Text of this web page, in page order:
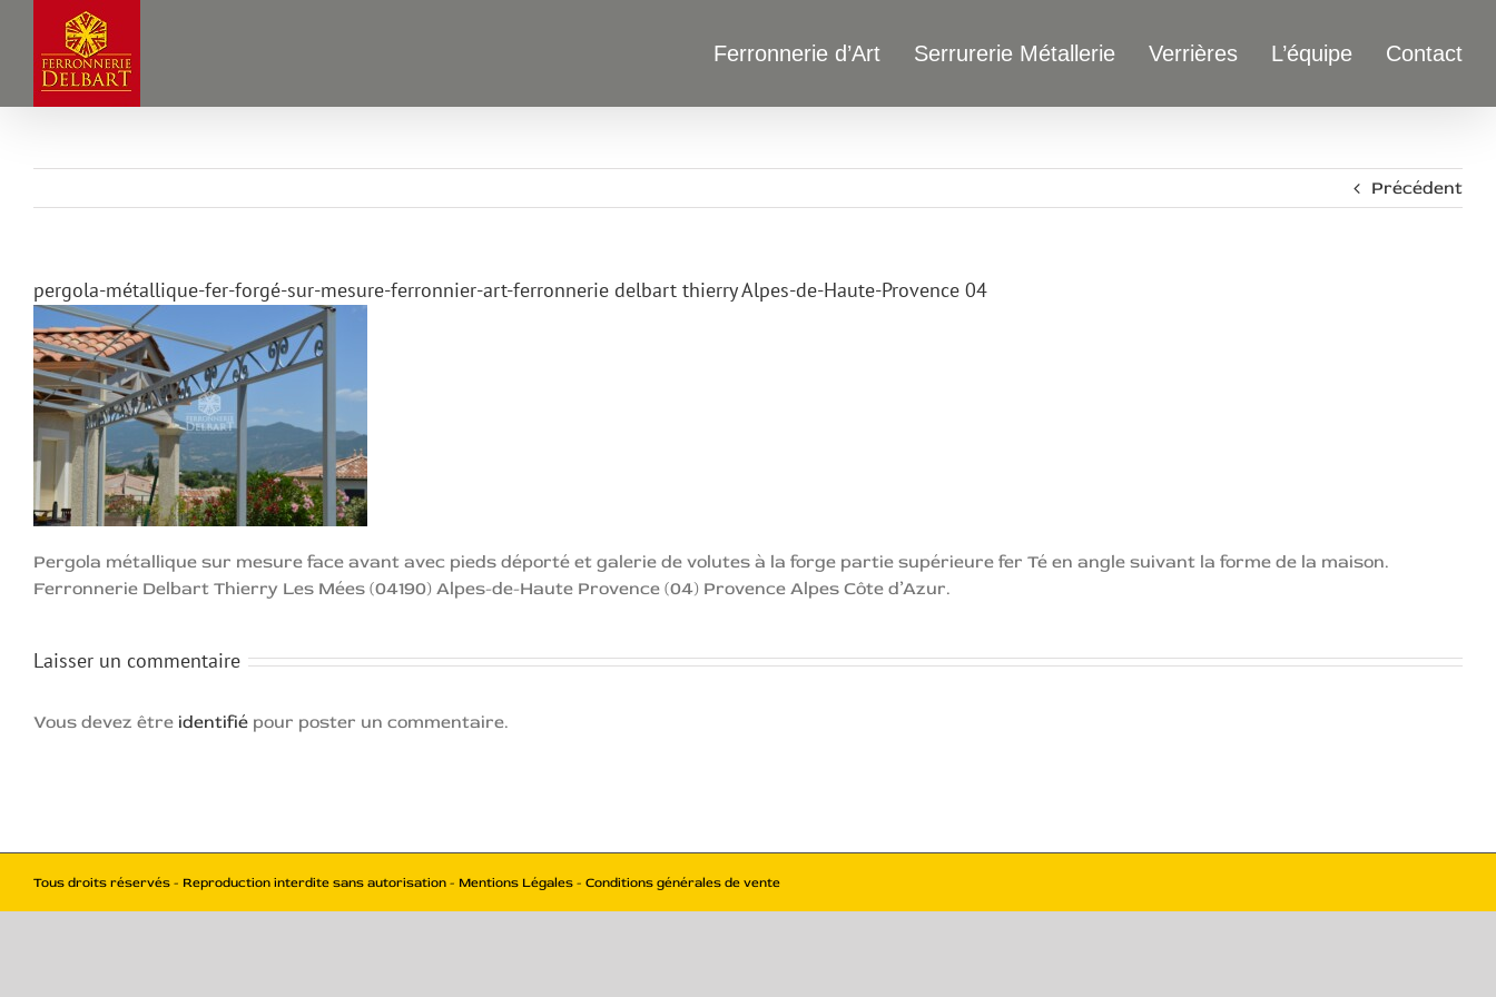
contenu
Ferronnerie d’Art Serrurerie Métallerie Verrières L’équipe Contact
Précédent
pergola-métallique-fer-forgé-sur-mesure-ferronnier-art-ferronnerie delbart thierry Alpes-de-Haute-Provence 04
Pergola métallique sur mesure face avant avec pieds déporté et galerie de volutes à la forge partie supérieure fer Té en angle suivant la forme de la maison.
Ferronnerie Delbart Thierry Les Mées (04190) Alpes-de-Haute Provence (04) Provence Alpes Côte d’Azur.
Laisser un commentaire
Vous devez être identifié pour poster un commentaire.
Tous droits réservés - Reproduction interdite sans autorisation - Mentions Légales - Conditions générales de vente